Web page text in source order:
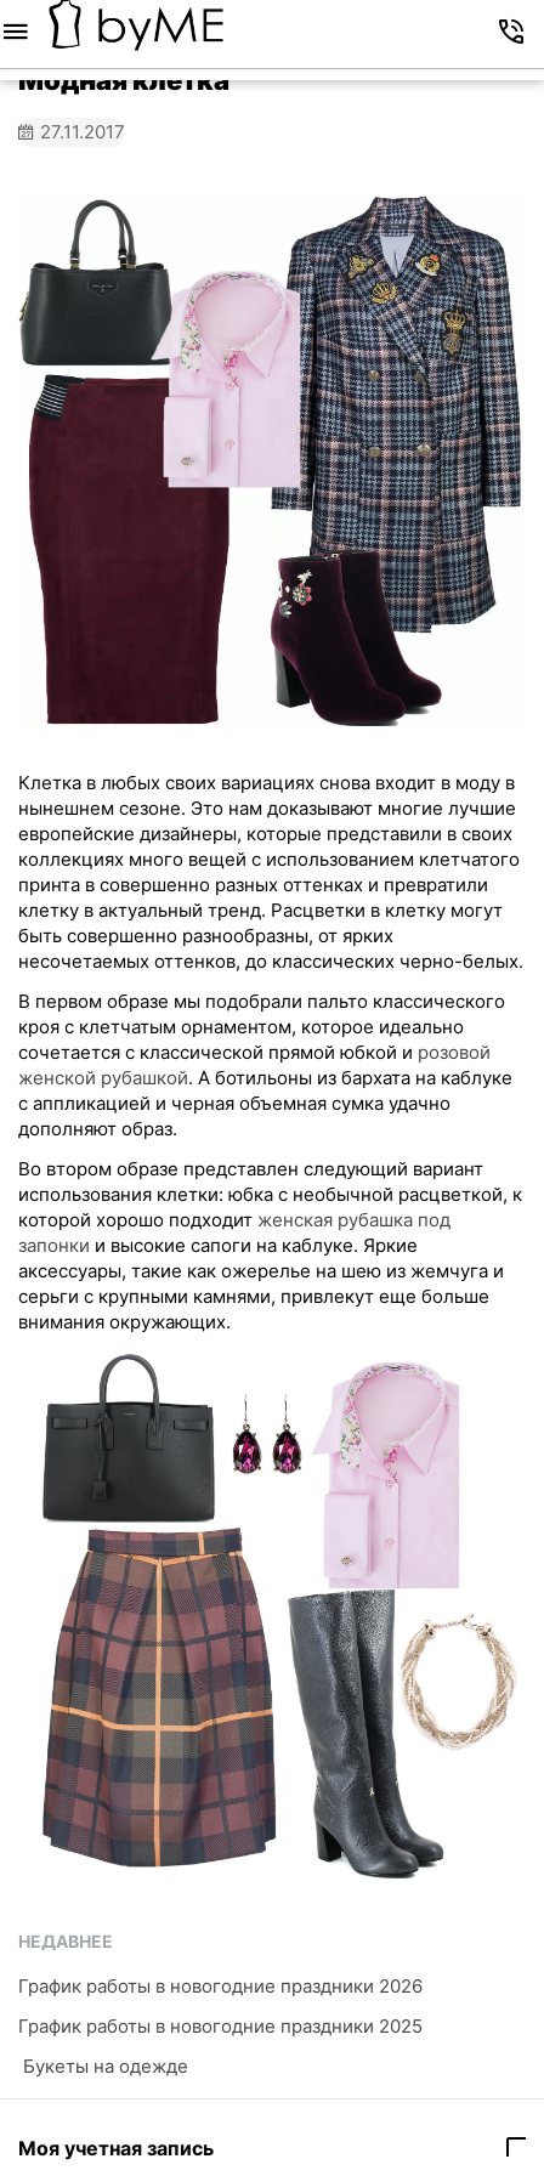
Модная клетка
27.11.2017
Клетка в любых своих вариациях снова входит в моду в
нынешнем сезоне. Это нам доказывают многие лучшие
европейские дизайнеры, которые представили в своих
коллекциях много вещей с использованием клетчатого
принта в совершенно разных оттенках и превратили
клетку в актуальный тренд. Расцветки в клетку могут
быть совершенно разнообразны, от ярких
несочетаемых оттенков, до классических черно-белых.
В первом образе мы подобрали пальто классического
кроя с клетчатым орнаментом, которое идеально
сочетается с классической прямой юбкой и розовой
женской рубашкой. А ботильоны из бархата на каблуке
с аппликацией и черная объемная сумка удачно
дополняют образ.
Во втором образе представлен следующий вариант
использования клетки: юбка с необычной расцветкой, к
которой хорошо подходит женская рубашка под
запонки и высокие сапоги на каблуке. Яркие
аксессуары, такие как ожерелье на шею из жемчуга и
серьги с крупными камнями, привлекут еще больше
внимания окружающих.
НЕДАВНЕЕ
График работы в новогодние праздники 2026
График работы в новогодние праздники 2025
​ Букеты на одежде
Моя учетная запись
Меню Корзина Контакты